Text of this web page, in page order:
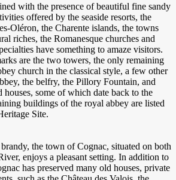
with the presence of beautiful fine sandy
offered by the seaside resorts, the
Oléron, the Charente islands, the towns
riches, the Romanesque churches and
have something to amaze visitors.
are the two towers, the only remaining
church in the classical style, a few other
the belfry, the Pillory Fountain, and
houses, some of which date back to the
buildings of the royal abbey are listed
Site.
the town of Cognac, situated on both
enjoys a pleasant setting. In addition to
has preserved many old houses, private